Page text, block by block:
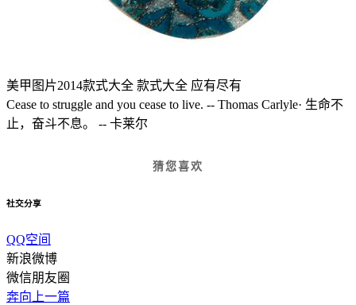
美甲图片2014款式大全 款式大全 应有尽有
Cease to struggle and you cease to live. -- Thomas Carlyle· 生命不
止，奋斗不息。 -- 卡莱尔
猜您喜欢
社交分享
QQ空间
新浪微博
微信朋友圈
奔向上一篇